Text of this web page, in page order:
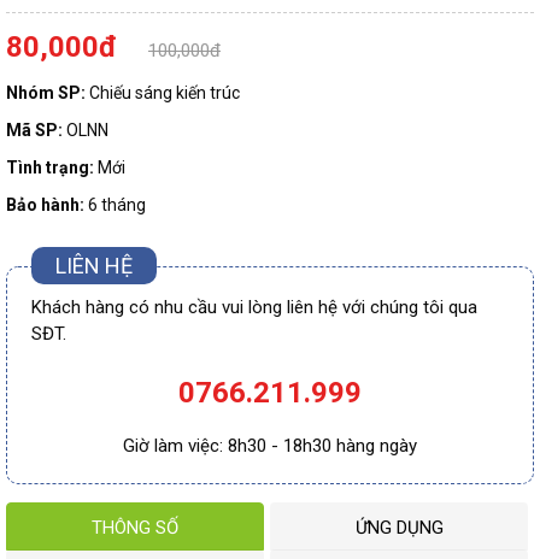
80,000đ 100,000đ
Nhóm SP: Chiếu sáng kiến trúc
Mã SP: OLNN
Tình trạng: Mới
Bảo hành: 6 tháng
LIÊN HỆ
Khách hàng có nhu cầu vui lòng liên hệ với chúng tôi qua
SĐT.
0766.211.999
Giờ làm việc: 8h30 - 18h30 hàng ngày
THÔNG SỐ ỨNG DỤNG